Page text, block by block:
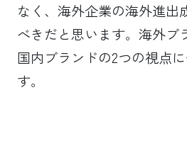
なく、海外企業の海外進出
べきだと思います。海外ブ
国内ブランドの2つの視点
す。